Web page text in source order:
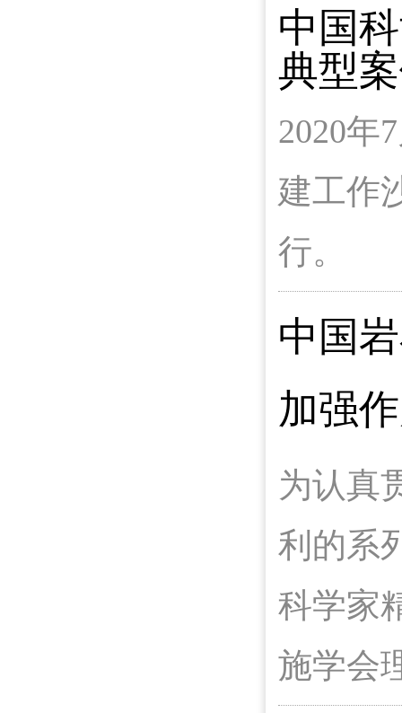
中国
典型
2020年
建工作
行。
中国
加强
为认真
利的系
科学家
施学会